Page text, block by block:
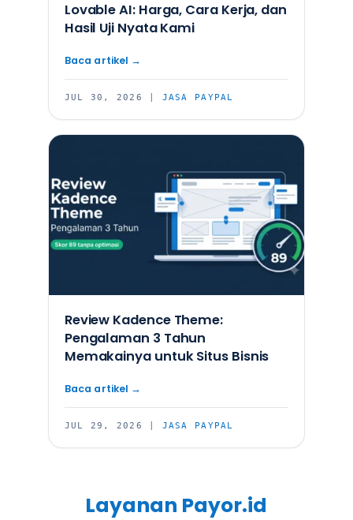
Lovable AI: Harga, Cara Kerja, dan
Hasil Uji Nyata Kami
JUL 30, 2026 JASA PAYPAL
Review Kadence Theme:
Pengalaman 3 Tahun
Memakainya untuk Situs Bisnis
JUL 29, 2026 JASA PAYPAL
Layanan Payor.id